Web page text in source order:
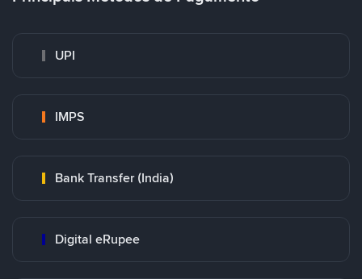
UPI
IMPS
Bank Transfer (India)
Digital eRupee